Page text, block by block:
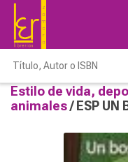
Estilo de vida,
animales/ ESP UN